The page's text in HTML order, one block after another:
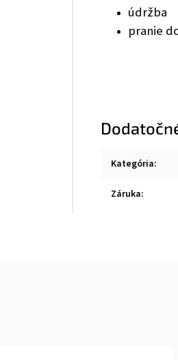
údržba
pranie
Kategória:
Záruka: